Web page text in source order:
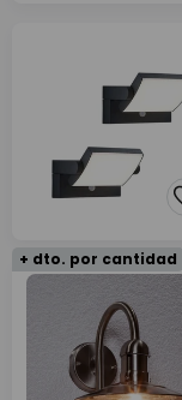
+ dto. por cantidad